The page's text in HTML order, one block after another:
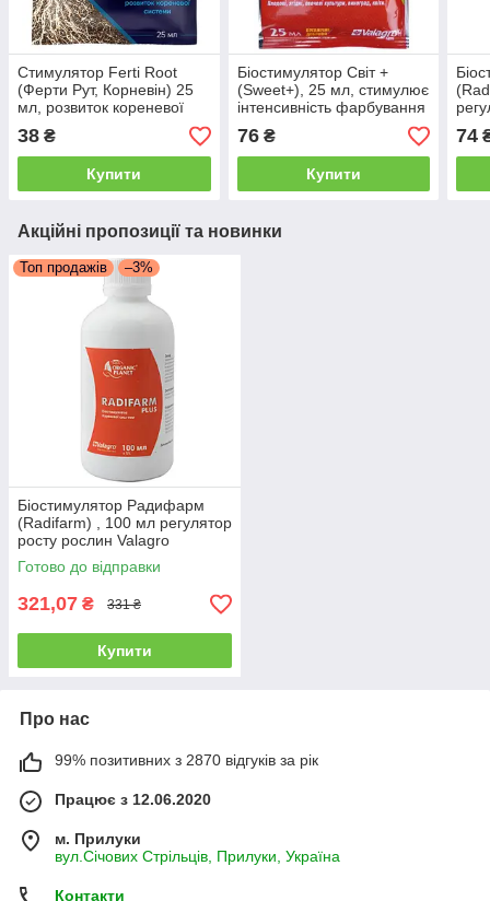
Стимулятор Ferti Root
(Ферти Рут, Корневін) 25
мл, розвиток кореневої
системи
38 ₴
Купити
Біостимулятор Світ +
(Sweet+), 25 мл, стимулює
інтенсивність фарбування
плодів і кольорів Valagro
76₴
Купити
74
Акційні пропозиції та новинки
Топ продажів –3%
Біостимулятор Радифарм
(Radifarm) , 100 мл регулятор
росту рослин Valagro
Готово до відправки
321,07 ₴ 331 ₴
Купити
Про нас
99% позитивних з 2870 відгуків за рік
Працює з 12.06.2020
м. Прилуки
вул.Січових Стрільців, Прилуки, Україна
Контакти